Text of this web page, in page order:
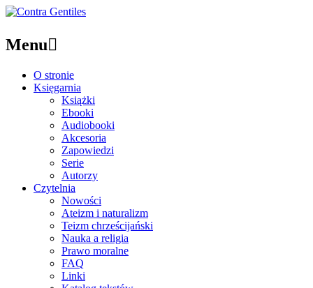
Menu
O stronie
Księgarnia
Książki
Ebooki
Audiobooki
Akcesoria
Zapowiedzi
Serie
Autorzy
Czytelnia
Nowości
Ateizm i naturalizm
Teizm chrześcijański
Nauka a religia
Prawo moralne
FAQ
Linki